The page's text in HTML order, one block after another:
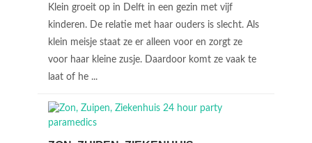
Klein groeit op in Delft in een gezin met vijf
kinderen. De relatie met haar ouders is slecht. Als
klein meisje staat ze er alleen voor en zorgt ze
voor haar kleine zusje. Daardoor komt ze vaak te
laat of he ...